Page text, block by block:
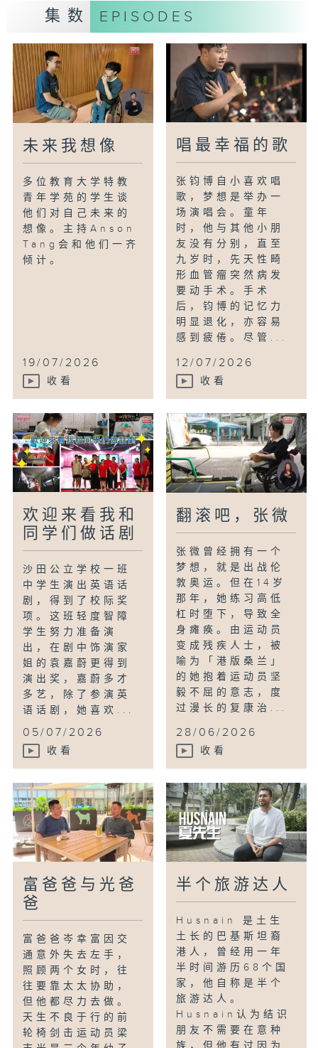
今集他会和钢琴家邓卓谦、主持富爸爸岑幸
集数 EPISODES
未来我想像
多位教育大学特教
青年学苑的学生谈
他们对自己未来的
想像。主持Anson
Tang会和他们一齐
倾计。
19/07/2026
收看
唱最幸福的歌
张钧博自小喜欢唱
歌，梦想是举办一
场演唱会。童年
时，他与其他小朋
友没有分别，直至
九岁时，先天性畸
形血管瘤突然病发
要动手术。手术
后，钧博的记忆力
明显退化，亦容易
感到疲倦。尽管...
12/07/2026
收看
欢迎来看我和
同学们做话剧
沙田公立学校一班
中学生演出英语话
剧，得到了校际奖
项。这班轻度智障
学生努力准备演
出，在剧中饰演家
姐的袁嘉蔚更得到
演出奖，嘉蔚多才
多艺，除了参演英
语话剧，她喜欢...
05/07/2026
收看
翻滚吧，张微
张微曾经拥有一个
梦想，就是出战伦
敦奥运。但在14岁
那年，她练习高低
杠时堕下，导致全
身瘫痪。由运动员
变成残疾人士，被
喻为「港版桑兰」
的她抱着运动员坚
毅不屈的意志，度
过漫长的复康治...
28/06/2026
收看
富爸爸与光爸
爸
富爸爸岑幸富因交
通意外失去左手，
照顾两个女时，往
往要靠太太协助，
但他都尽力去做。
天生不良于行的前
轮椅剑击运动员梁
半个旅游达人
Husnain 是土生
土长的巴基斯坦裔
港人，曾经用一年
半时间游历68个国
家，他自称是半个
旅游达人。
Husnain认为结识
朋友不需要在意种